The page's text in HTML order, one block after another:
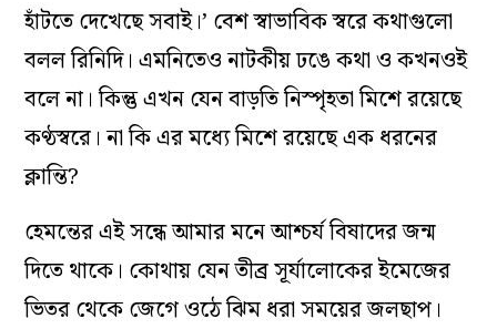
হাঁটতে দেখেছে সবাই।’ বেশ স্বাভাবিক স্বরে কথাগুলো
বলল রিনিদি। এমনিতেও নাটকীয় ঢঙে কথা ও কখনওই
বলে না। কিন্তু এখন যেন বাড়তি নিস্পৃহতা মিশে রয়েছে
কণ্ঠস্বরে। না কি এর মধ্যে মিশে রয়েছে এক ধরনের
ক্লান্তি?
হেমন্তের এই সন্ধে আমার মনে আশ্চর্য বিষাদের জন্ম
দিতে থাকে। কোথায় যেন তীব্র সূর্যালোকের ইমেজের
ভিতর থেকে জেগে ওঠে ঝিম ধরা সময়ের জলছাপ।